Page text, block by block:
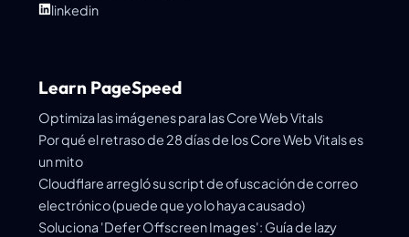
linkedin
Learn PageSpeed
Optimiza las imágenes para las Core Web Vitals
Por qué el retraso de 28 días de los Core Web Vitals es
un mito
Cloudflare arregló su script de ofuscación de correo
electrónico (puede que yo lo haya causado)
Soluciona 'Defer Offscreen Images': Guía de lazy